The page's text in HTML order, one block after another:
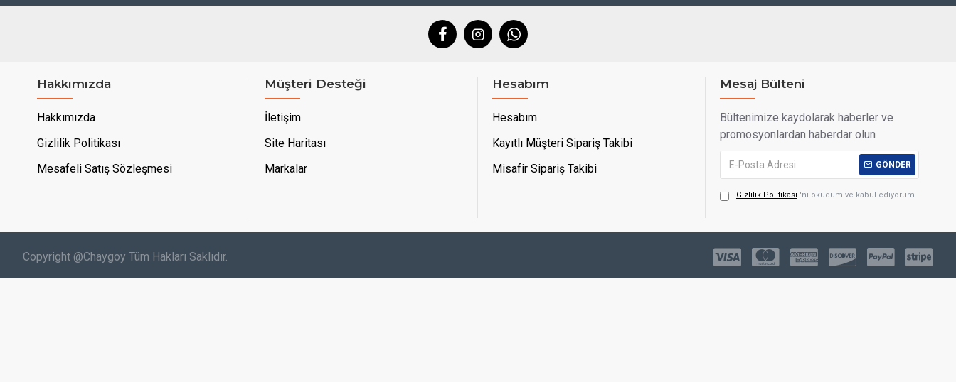
Hakkımızda
Hakkımızda
Gizlilik Politikası
Mesafeli Satış Sözleşmesi
Müşteri Desteği
İletişim
Site Haritası
Markalar
Hesabım
Hesabım
Kayıtlı Müşteri Sipariş Takibi
Misafir Sipariş Takibi
Mesaj Bülteni
Bültenimize kaydolarak haberler ve
promosyonlardan haberdar olun
GÖNDER
Gizlilik Politikası 'ni okudum ve kabul ediyorum.
Copyright @Chaygoy Tüm Hakları Saklıdır.